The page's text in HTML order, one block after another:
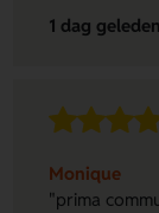
1 dag geleden
Monique
"prima